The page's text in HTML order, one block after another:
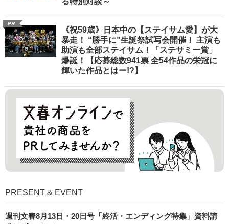
PR
《祝59歳》日本中の【ステイサム愛】が大
暴走！ “勝手に”生誕祭試写会開催！ 主演も
助演も全部ステイサム！「ステサミー賞」
爆誕！【応募総数941票 全54作品の栄冠に
輝いた作品とはー!?】
PRESENT & EVENT
週刊文春8月13日・20日号「終活・エンディング特集」資料請